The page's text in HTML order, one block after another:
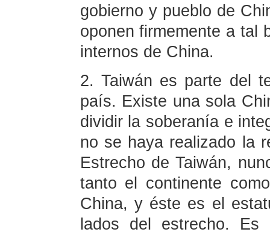
gobierno y pueblo de
oponen firmemente a tal
internos de China.
2. Taiwán es parte del
país. Existe una sola
dividir la soberanía e
no se haya realizado la
Estrecho de Taiwán,
tanto el continente
China, y éste es el
lados del estrecho.